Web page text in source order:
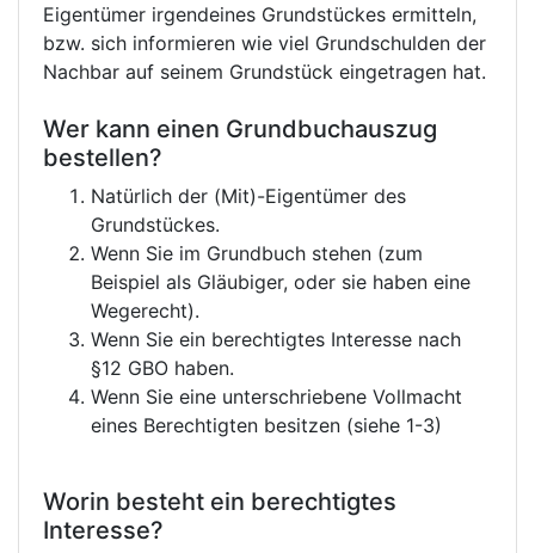
Eigentümer irgendeines Grundstückes ermitteln,
bzw. sich informieren wie viel Grundschulden der
Nachbar auf seinem Grundstück eingetragen hat.
Wer kann einen Grundbuchauszug
bestellen?
Natürlich der (Mit)-Eigentümer des
Grundstückes.
Wenn Sie im Grundbuch stehen (zum
Beispiel als Gläubiger, oder sie haben eine
Wegerecht).
Wenn Sie ein berechtigtes Interesse nach
§12 GBO haben.
Wenn Sie eine unterschriebene Vollmacht
eines Berechtigten besitzen (siehe 1-3)
Worin besteht ein berechtigtes
Interesse?